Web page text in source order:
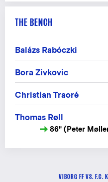
THE BENCH
Balázs Rabóczki
Bora Zivkovic
Christian Traoré
Thomas Røll
86" (Peter
VIBORG FF VS.